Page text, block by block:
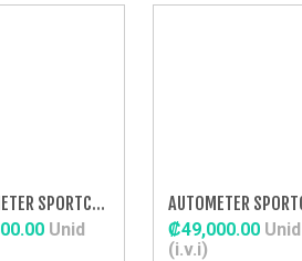
AUTOMETER SPORTCOMP OIL PRESS 150PSI ME
Unid
₡49,000.00 Unid
(i.v.i)